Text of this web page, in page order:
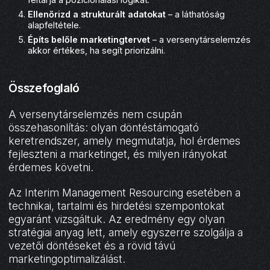
Ellenőrizd a strukturált adatokat – a láthatóság
alapfeltétele.
Építs belőle marketingtervet – a versenytárselemzés
akkor értékes, ha segít priorizálni.
Összefoglaló
A versenytárselemzés nem csupán
összehasonlítás: olyan döntéstámogató
keretrendszer, amely megmutatja, hol érdemes
fejleszteni a marketinget, és milyen irányokat
érdemes követni.
Az Interim Management Resourcing esetében a
technikai, tartalmi és hirdetési szempontokat
egyaránt vizsgáltuk. Az eredmény egy olyan
stratégiai anyag lett, amely egyszerre szolgálja a
vezetői döntéseket és a rövid távú
marketingoptimalizálást.